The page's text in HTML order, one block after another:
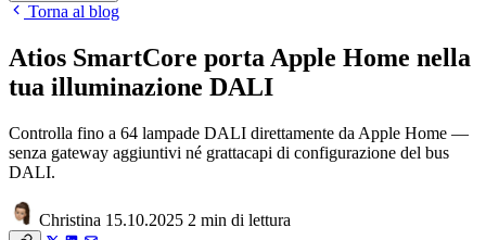
Torna al blog
Atios SmartCore porta Apple Home nella
tua illuminazione DALI
Controlla fino a 64 lampade DALI direttamente da Apple Home —
senza gateway aggiuntivi né grattacapi di configurazione del bus
DALI.
Christina 15.10.2025 2 min di lettura